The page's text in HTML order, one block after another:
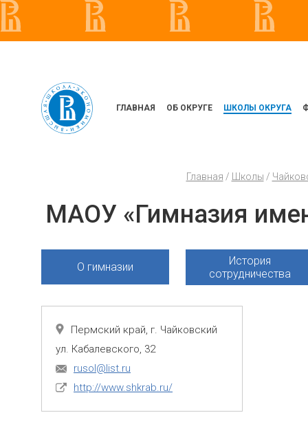
ГЛАВНАЯ ОБ ОКРУГЕ ШКОЛЫ ОКРУГА
Главная / Школы /
МАОУ «Гимназия
О гимназии
История
сотрудничества
Пермский край, г. Чайковский
ул. Кабалевского, 32
rusol@list.ru
http://www.shkrab.ru/